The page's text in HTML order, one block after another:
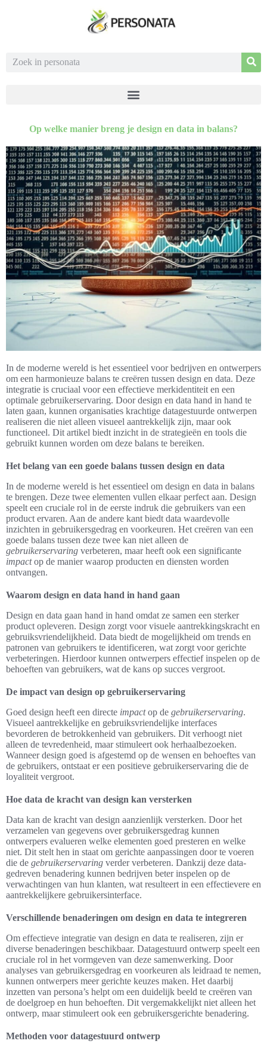
Op welke manier breng je design en data in balans?
In de moderne wereld is het essentieel voor bedrijven en ontwerpers
om een harmonieuze balans te creëren tussen design en data. Deze
integratie is cruciaal voor een effectieve merkidentiteit en een
optimale gebruikerservaring. Door design en data hand in hand te
laten gaan, kunnen organisaties krachtige datagestuurde ontwerpen
realiseren die niet alleen visueel aantrekkelijk zijn, maar ook
functioneel. Dit artikel biedt inzicht in de strategieën en tools die
gebruikt kunnen worden om deze balans te bereiken.
Het belang van een goede balans tussen design en data
In de moderne wereld is het essentieel om design en data in balans
te brengen. Deze twee elementen vullen elkaar perfect aan. Design
speelt een cruciale rol in de eerste indruk die gebruikers van een
product ervaren. Aan de andere kant biedt data waardevolle
inzichten in gebruikersgedrag en voorkeuren. Het creëren van een
goede balans tussen deze twee kan niet alleen de
gebruikerservaring verbeteren, maar heeft ook een significante
impactop de manier waarop producten en diensten worden
ontvangen.
Waarom design en data hand in hand gaan
Design en data gaan hand in hand omdat ze samen een sterker
product opleveren. Design zorgt voor visuele aantrekkingskracht en
gebruiksvriendelijkheid. Data biedt de mogelijkheid om trends en
patronen van gebruikers te identificeren, wat zorgt voor gerichte
verbeteringen. Hierdoor kunnen ontwerpers effectief inspelen op de
behoeften van gebruikers, wat de kans op succes vergroot.
De impact van design op gebruikerservaring
Goed design heeft een directe impactop de gebruikerservaring.
Visueel aantrekkelijke en gebruiksvriendelijke interfaces
bevorderen de betrokkenheid van gebruikers. Dit verhoogt niet
alleen de tevredenheid, maar stimuleert ook herhaalbezoeken.
Wanneer design goed is afgestemd op de wensen en behoeftes van
de gebruikers, ontstaat er een positieve gebruikerservaring die de
loyaliteit vergroot.
Hoe data de kracht van design kan versterken
Data kan de kracht van design aanzienlijk versterken. Door het
verzamelen van gegevens over gebruikersgedrag kunnen
ontwerpers evalueren welke elementen goed presteren en welke
niet. Dit stelt hen in staat om gerichte aanpassingen door te voeren
die de gebruikerservaring verder verbeteren. Dankzij deze data-
gedreven benadering kunnen bedrijven beter inspelen op de
verwachtingen van hun klanten, wat resulteert in een effectievere en
aantrekkelijkere gebruikersinterface.
Verschillende benaderingen om design en data te integreren
Om effectieve integratie van design en data te realiseren, zijn er
diverse benaderingen beschikbaar. Datagestuurd ontwerp speelt een
cruciale rol in het vormgeven van deze samenwerking. Door
analyses van gebruikersgedrag en voorkeuren als leidraad te nemen,
kunnen ontwerpers meer gerichte keuzes maken. Het daarbij
inzetten van persona’s helpt om een duidelijk beeld te creëren van
de doelgroep en hun behoeften. Dit vergemakkelijkt niet alleen het
ontwerp, maar stimuleert ook een gebruikersgerichte benadering.
Methoden voor datagestuurd ontwerp